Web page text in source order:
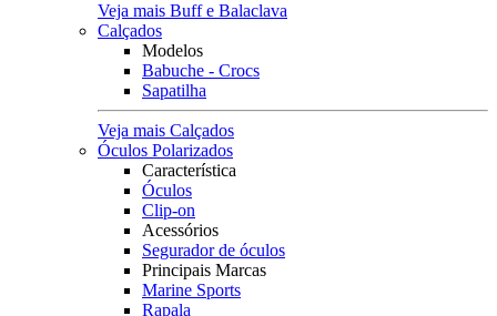
Veja mais Buff e Balaclava
Calçados
Modelos
Babuche - Crocs
Sapatilha
Veja mais Calçados
Óculos Polarizados
Característica
Óculos
Clip-on
Acessórios
Segurador de óculos
Principais Marcas
Marine Sports
Rapala